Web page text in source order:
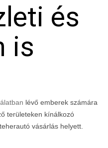
és
is
lévő emberek számára
területeken kínálkozó
vásárlás helyett.